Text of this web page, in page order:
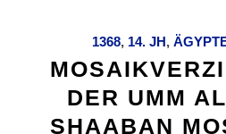
1368, 14. JH,
DER UMM
SHAABAN